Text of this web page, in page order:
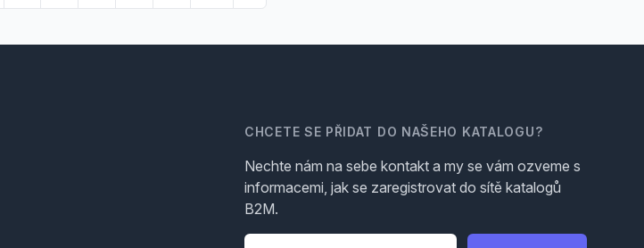
CHCETE SE PŘIDAT DO NAŠEHO KATALOGU?
Nechte nám na sebe kontakt a my se vám ozveme s
informacemi, jak se zaregistrovat do sítě katalogů
B2M.
Telefon